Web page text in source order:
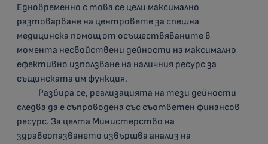
Едновременно с това се цели максимално
разтоварване на центровете за спешна
медицинска помощ от осъществяваните в
момента несвойствени дейности на максимално
ефективно използване на наличния ресурс за
същинската им функция.
Разбира се, реализацията на тези дейности
следва да е съпроводена със съответен финансов
ресурс. За целта Министерство на
здравеопазването извършва анализ на